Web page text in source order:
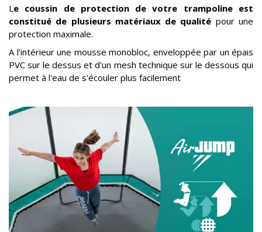
Le coussin de protection de votre trampoline est
constitué de plusieurs matériaux de qualité pour une
protection maximale.
A l’intérieur une mousse monobloc, enveloppée par un épais
PVC sur le dessus et d'un mesh technique sur le dessous qui
permet à l'eau de s'écouler plus facilement